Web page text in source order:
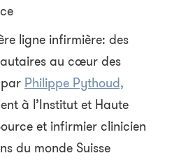
ligne infirmière: des
au cœur des
Philippe Pythoud,
à l’Institut et Haute
et infirmier clinicien
du monde Suisse